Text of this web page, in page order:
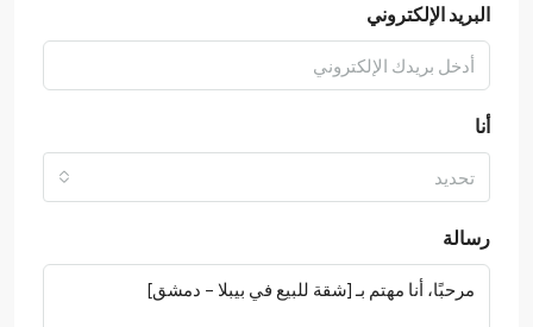
البريد الإلكتروني
أنا
تحديد
رسالة